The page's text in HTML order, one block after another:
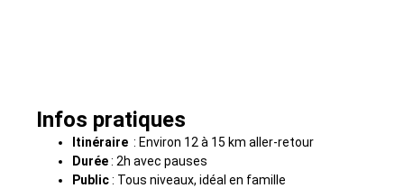
Infos pratiques
Itinéraire : Environ 12 à 15 km aller-retour
Durée: 2h avec pauses
Public: Tous niveaux, idéal en famille